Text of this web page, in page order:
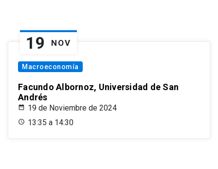
19 NOV
Macroeconomía
Facundo Albornoz, Universidad de San
Andrés
19 de Noviembre de 2024
13:35 a 14:30